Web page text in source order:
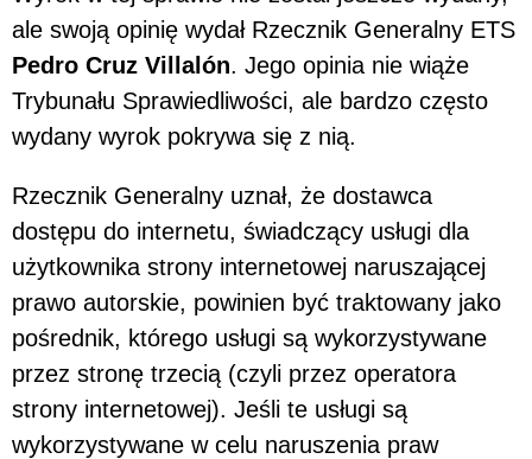
ale swoją opinię wydał Rzecznik Generalny ETS
Pedro Cruz Villalón. Jego opinia nie wiąże
Trybunału Sprawiedliwości, ale bardzo często
wydany wyrok pokrywa się z nią.
Rzecznik Generalny uznał, że dostawca
dostępu do internetu, świadczący usługi dla
użytkownika strony internetowej naruszającej
prawo autorskie, powinien być traktowany jako
pośrednik, którego usługi są wykorzystywane
przez stronę trzecią (czyli przez operatora
strony internetowej). Jeśli te usługi są
wykorzystywane w celu naruszenia praw